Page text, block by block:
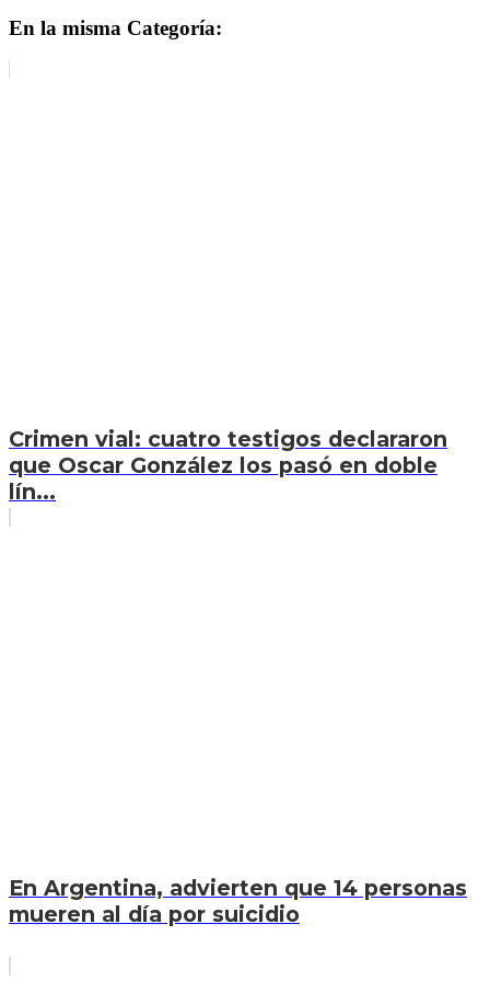
En la misma Categoría:
Crimen vial: cuatro testigos declararon
que Oscar González los pasó en doble
lín...
En Argentina, advierten que 14 personas
mueren al día por suicidio